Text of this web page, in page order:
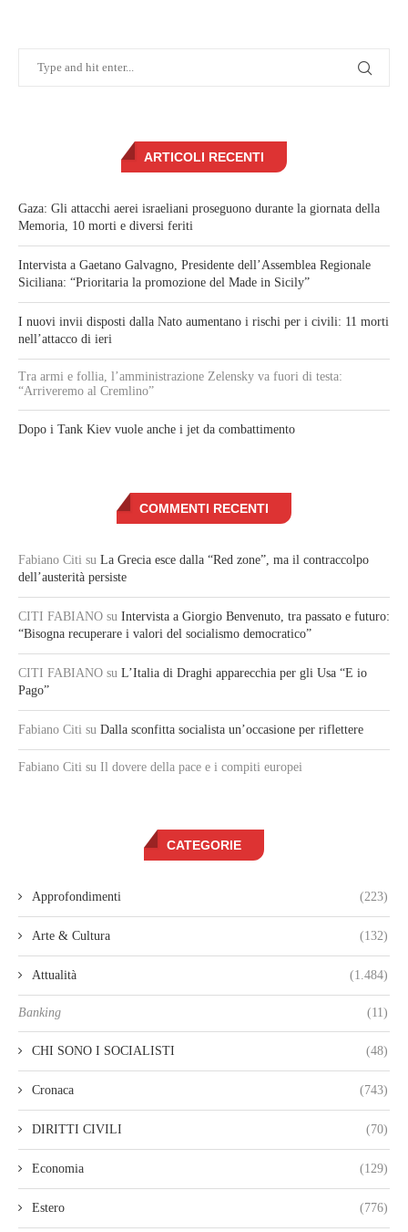
ARTICOLI RECENTI
Gaza: Gli attacchi aerei israeliani proseguono durante la giornata della
Memoria, 10 morti e diversi feriti
Intervista a Gaetano Galvagno, Presidente dell’Assemblea Regionale
Siciliana: “Prioritaria la promozione del Made in Sicily”
I nuovi invii disposti dalla Nato aumentano i rischi per i civili: 11 morti
nell’attacco di ieri
Tra armi e follia, l’amministrazione Zelensky va fuori di testa:
“Arriveremo al Cremlino”
Dopo i Tank Kiev vuole anche i jet da combattimento
COMMENTI RECENTI
Fabiano Citi su La Grecia esce dalla “Red zone”, ma il contraccolpo
dell’austerità persiste
CITI FABIANO su Intervista a Giorgio Benvenuto, tra passato e futuro:
“Bisogna recuperare i valori del socialismo democratico”
CITI FABIANO su L’Italia di Draghi apparecchia per gli Usa “E io
Pago”
Fabiano Citi su Dalla sconfitta socialista un’occasione per riflettere
Fabiano Citi su Il dovere della pace e i compiti europei
CATEGORIE
Approfondimenti (223)
Arte & Cultura (132)
Attualità (1.484)
Banking (11)
CHI SONO I SOCIALISTI (48)
Cronaca (743)
DIRITTI CIVILI (70)
Economia (129)
Estero (776)